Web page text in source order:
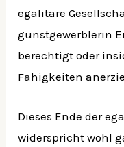
egalitare
gunstgewerblerin
berechtigt oder
Fahigkeiten
Dieses Ende der
widerspricht wohl